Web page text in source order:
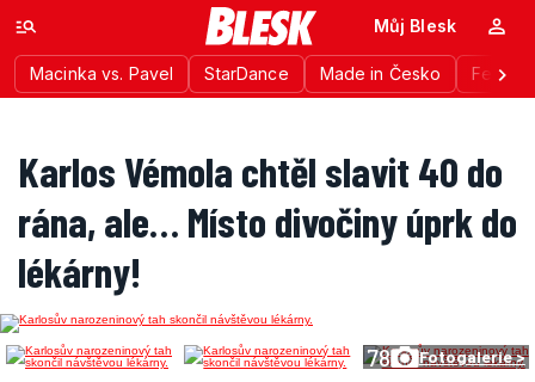
Macinka vs. Pavel StarDance Made in Česko
Můj Blesk
Karlos Vémola chtěl slavit 40 do
rána, ale… Místo divočiny úprk do
lékárny!
78 Fotogalerie >